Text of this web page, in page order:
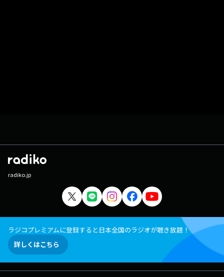
radiko.jp
ラジコプレミアムに登録すると日本全国のラジオが聴き放題！
詳しくはこちら